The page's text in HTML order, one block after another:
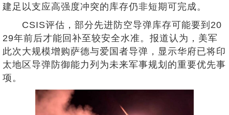
建足以支应高强度冲突的库存仍非短期可完成。
CSIS评估，部分先进防空导弹库存可能要到20
29年前后才能回补至较安全水准。报道认为，美军
此次大规模增购萨德与爱国者导弹，显示华府已将印
太地区导弹防御能力列为未来军事规划的重要优先事
项。